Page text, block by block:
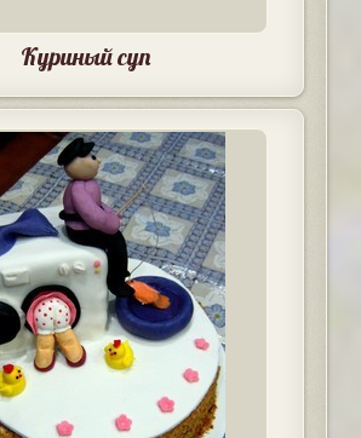
Куриный суп